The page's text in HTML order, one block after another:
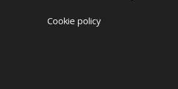
Cookie policy